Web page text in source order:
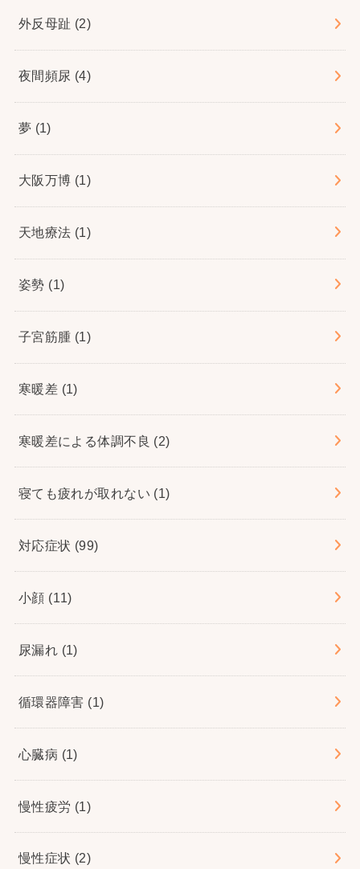
外反母趾 (2)
夜間頻尿 (4)
夢 (1)
大阪万博 (1)
天地療法 (1)
姿勢 (1)
子宮筋腫 (1)
寒暖差 (1)
寒暖差による体調不良 (2)
寝ても疲れが取れない (1)
対応症状 (99)
小顔 (11)
尿漏れ (1)
循環器障害 (1)
心臓病 (1)
慢性疲労 (1)
慢性症状 (2)